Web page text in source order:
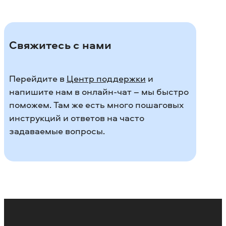
Свяжитесь с нами
Перейдите в Центр поддержки и
напишите нам в онлайн-чат – мы быстро
поможем. Там же есть много пошаговых
инструкций и ответов на часто
задаваемые вопросы.